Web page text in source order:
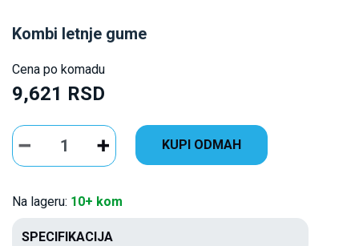
Kombi letnje gume
Cena po komadu
9,621 RSD
KUPI ODMAH
Na lageru: 10+ kom
SPECIFIKACIJA